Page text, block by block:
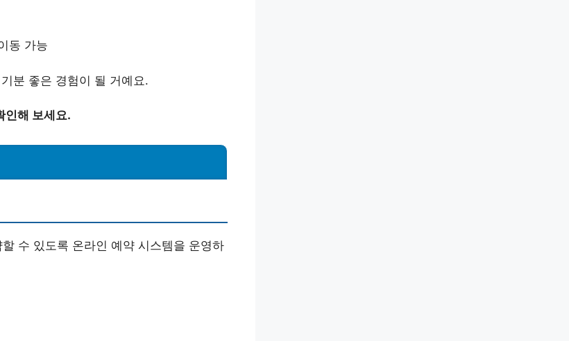
동 가능
분 좋은 경험이 될 거예요.
인해 보세요.
수 있도록 온라인 예약 시스템을 운영하